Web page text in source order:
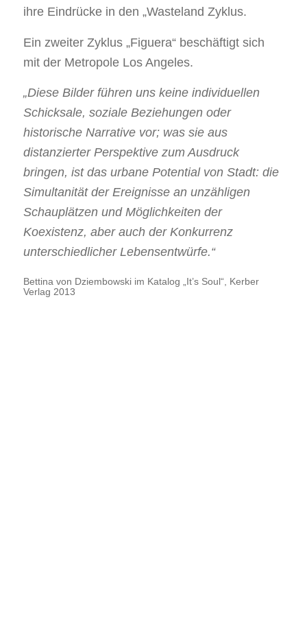
ihre Eindrücke in den „Wasteland Zyklus.
Ein zweiter Zyklus „Figuera“ beschäftigt sich
mit der Metropole Los Angeles.
„Diese Bilder führen uns keine individuellen
Schicksale, soziale Beziehungen oder
historische Narrative vor; was sie aus
distanzierter Perspektive zum Ausdruck
bringen, ist das urbane Potential von Stadt: die
Simultanität der Ereignisse an unzähligen
Schauplätzen und Möglichkeiten der
Koexistenz, aber auch der Konkurrenz
unterschiedlicher Lebensentwürfe.“
Bettina von Dziembowski im Katalog „It’s Soul“, Kerber
Verlag 2013